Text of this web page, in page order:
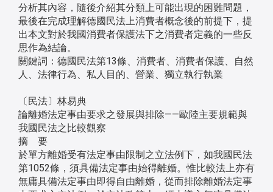
分析其內容，隨後介紹其分類上可能出現的困難問題，
最後在完成理解德國民法上消費者概念後的前提下，提
出本文對於我國消費者保護法下之消費者定義的一些反
思作為結論。
關鍵詞：德國民法第13條、消費者、消費者保護、自然
人、法律行為、私人目的、營業、獨立執行執業
〔民法〕林易典
論離婚法定事由要求之發展與排除——歐陸主要規範與
我國民法之比較觀察
摘 要
於單方離婚受有法定事由限制之立法例下，如我國民法
第1052條，須具備法定事由始得離婚。惟比較法上亦有
無庸具備法定事由即得自由離婚，從而排除離婚法定事